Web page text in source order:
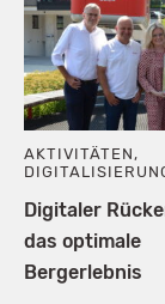
AKTIVITÄTEN,
Digitaler
das optimale
Bergerlebnis